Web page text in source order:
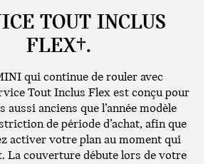
TOUT INCLUS
FLEX†.
qui continue de rouler avec
Tout Inclus Flex est conçu pour
aussi anciens que l’année modèle
de période d’achat, afin que
activer votre plan au moment qui
La couverture débute lors de votre